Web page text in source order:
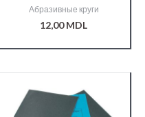
/000007202/
Абразивные круги
12,00MDL